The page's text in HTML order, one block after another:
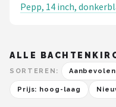
Pepp, 14 inch,
ALLE
SORTEREN: Aanbevolen
Prijs: hoog-laag